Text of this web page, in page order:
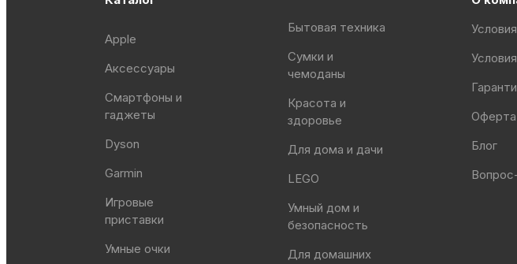
Apple
Аксессуары
Смартфоны и
гаджеты
Dyson
Garmin
Игровые
приставки
Умные очки
Бытовая техника
Сумки и
чемоданы
Красота и
здоровье
Для дома и дачи
LEGO
Умный дом и
безопасность
Для домашних
Оферта
Блог